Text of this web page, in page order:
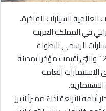
العالمية للسيارات الفاخرة،
في المملكة العربية
الرسمي للبطولة
السعودية الدولية للجولف “نسخة 2023 ” والتي أقيمت مؤخرا بمدينة
الاستثمارات العامة
الأربعة أداءً مميزاً لأبرز